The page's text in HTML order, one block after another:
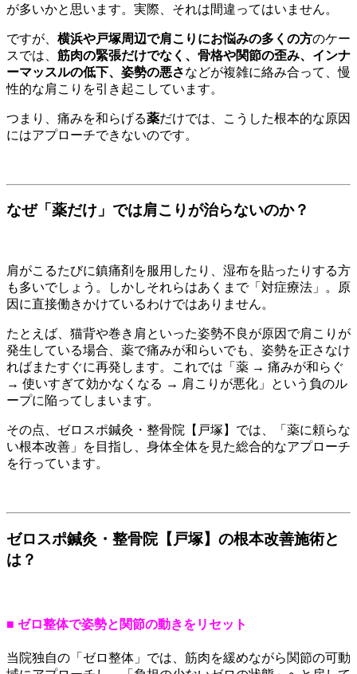
が多いかと思います。実際、それは間違ってはいません。
ですが、 横浜や戸塚周辺で肩こりにお悩みの多くの方のケー
スでは、 筋肉の緊張だけでなく、骨格や関節の歪み、インナ
ーマッスルの低下、姿勢の悪さなどが複雑に絡み合って、慢
性的な肩こりを引き起こしています。
つまり、痛みを和らげる薬だけでは、こうした根本的な原因
にはアプローチできないのです。
なぜ「薬だけ」では肩こりが治らないのか？
肩がこるたびに鎮痛剤を服用したり、湿布を貼ったりする方
も多いでしょう。しかしそれらはあくまで「対症療法」。原
因に直接働きかけているわけではありません。
たとえば、猫背や巻き肩といった姿勢不良が原因で肩こりが
発生している場合、薬で痛みが和らいでも、姿勢を正さなけ
ればまたすぐに再発します。これでは「薬 → 痛みが和らぐ
→ 使いすぎて効かなくなる → 肩こりが悪化」という負のル
ープに陥ってしまいます。
その点、ゼロスポ鍼灸・整骨院【戸塚】では、「薬に頼らな
い根本改善」を目指し、身体全体を見た総合的なアプローチ
を行っています。
ゼロスポ鍼灸・整骨院【戸塚】の根本改善施術と
は？
■ ゼロ整体で姿勢と関節の動きをリセット
当院独自の「ゼロ整体」では、筋肉を緩めながら関節の可動